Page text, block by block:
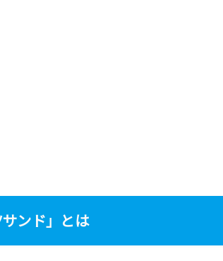
ンド」とは